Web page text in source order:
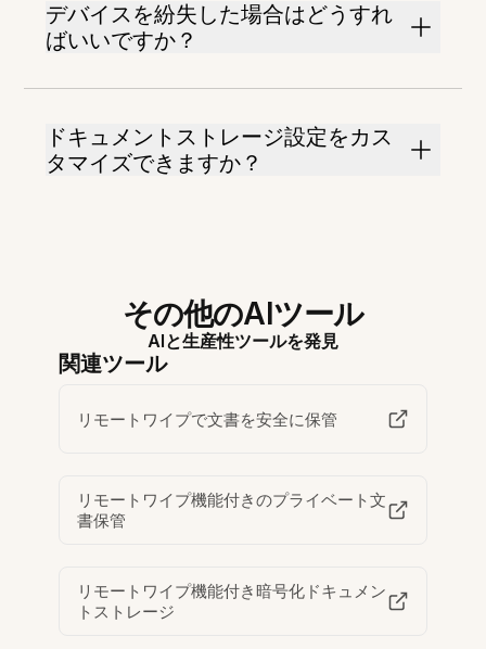
デバイスを紛失した場合はどうすれ
ばいいですか？
ドキュメントストレージ設定をカス
タマイズできますか？
その他のAIツール
AIと生産性ツールを発見
関連ツール
リモートワイプで文書を安全に保管
リモートワイプ機能付きのプライベート文
書保管
リモートワイプ機能付き暗号化ドキュメン
トストレージ